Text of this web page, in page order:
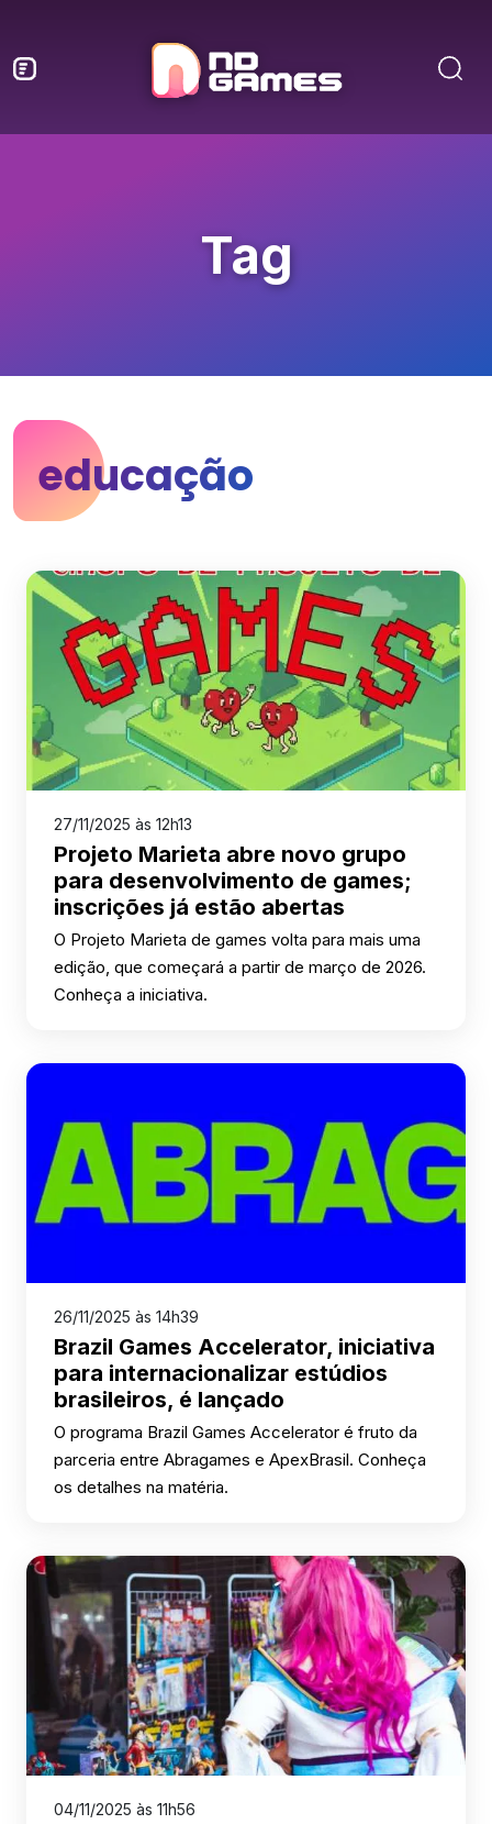
Tag
educação
27/11/2025 às 12h13
Projeto Marieta abre novo grupo
para desenvolvimento de games;
inscrições já estão abertas
O Projeto Marieta de games volta para mais uma
edição, que começará a partir de março de 2026.
Conheça a iniciativa.
26/11/2025 às 14h39
Brazil Games Accelerator, iniciativa
para internacionalizar estúdios
brasileiros, é lançado
O programa Brazil Games Accelerator é fruto da
parceria entre Abragames e ApexBrasil. Conheça
os detalhes na matéria.
04/11/2025 às 11h56